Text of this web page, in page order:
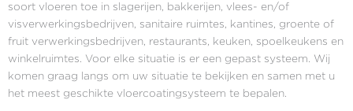
soort vloeren toe in slagerijen, bakkerijen, vlees- en/of
visverwerkingsbedrijven, sanitaire ruimtes, kantines, groente of
fruit verwerkingsbedrijven, restaurants, keuken, spoelkeukens en
winkelruimtes. Voor elke situatie is er een gepast systeem. Wij
komen graag langs om uw situatie te bekijken en samen met u
het meest geschikte vloercoatingsysteem te bepalen.